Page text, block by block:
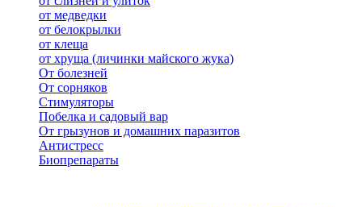
от медведки
от белокрылки
от клеща
от хруща (личинки майского жука)
От болезней
От сорняков
Стимуляторы
Побелка и садовый вар
От грызунов и домашних паразитов
Антистресс
Биопрепараты